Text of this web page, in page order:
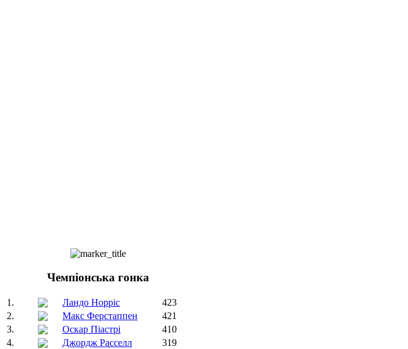
Чемпіонська гонка
1. Ландо Норріс
423
2.
Макс Ферстаппен
421
3.
Оскар Піастрі
410
4.
Джордж Расселл
319